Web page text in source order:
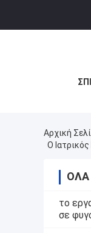
Αρχική
Ο
ΌΛΑ
το
σε